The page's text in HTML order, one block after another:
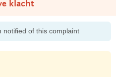
klacht
notified of this complaint